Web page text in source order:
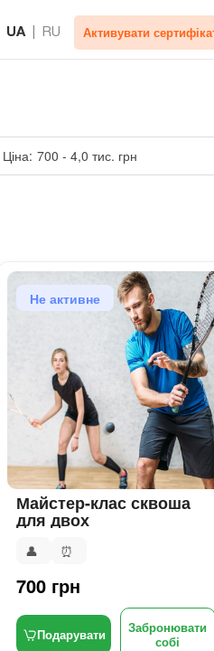
UA RU Активувати
700 - 4,0 тис. грн
Ціна:
Не активне
Майстер-клас сквоша
для двох
👤 ⏰
700 грн
Подарувати
Забронювати
собі